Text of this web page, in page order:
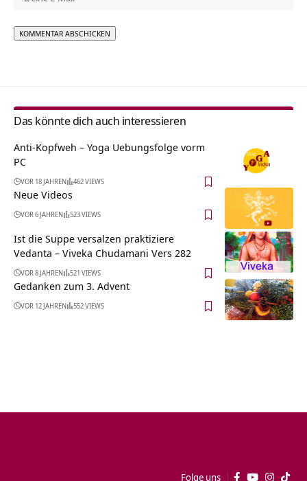
Das könnte dich auch interessieren
Anti-Kopfweh – Yoga Uebungsfolge vorm
PC
VOR 18 JAHREN 462 VIEWS
Neue Videos
VOR 6 JAHREN 523 VIEWS
Ist die Suppe versalzen praktiziere
Vedanta – Viveka Chudamani Vers 282
VOR 8 JAHREN 521 VIEWS
Gedanken zum 3. Advent
VOR 12 JAHREN 552 VIEWS
Folge uns